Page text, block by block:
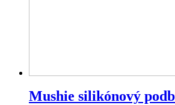
Mushie silikónový